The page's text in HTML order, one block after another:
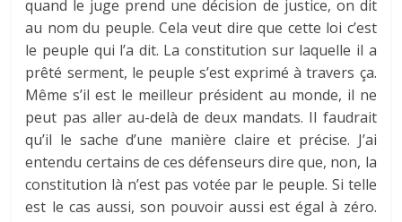
quand le juge prend une décision de justice, on dit
au nom du peuple. Cela veut dire que cette loi c’est
le peuple qui l’a dit. La constitution sur laquelle il a
prêté serment, le peuple s’est exprimé à travers ça.
Même s’il est le meilleur président au monde, il ne
peut pas aller au-delà de deux mandats. Il faudrait
qu’il le sache d’une manière claire et précise. J’ai
entendu certains de ces défenseurs dire que, non, la
constitution là n’est pas votée par le peuple. Si telle
est le cas aussi, son pouvoir aussi est égal à zéro.